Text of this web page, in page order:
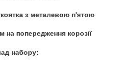
з металевою п'ятою
на попередження корозії
набору: